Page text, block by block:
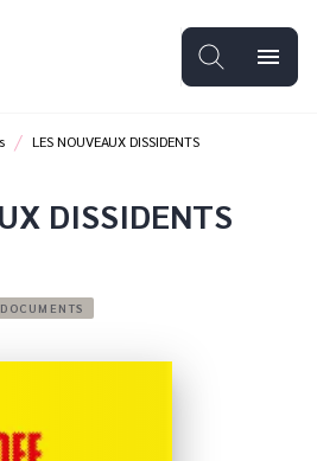
menu
/ LES NOUVEAUX DISSIDENTS
DISSIDENTS